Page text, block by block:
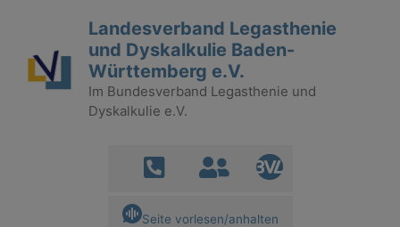
Landesverband Legasthenie
und Dyskalkulie Baden-
Württemberg e.V.
Im Bundesverband Legasthenie und
Dyskalkulie e.V.
Seite vorlesen/anhalten